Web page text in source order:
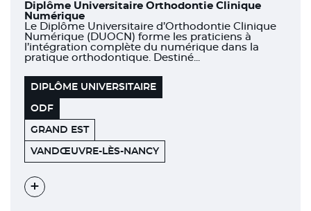
Diplôme Universitaire Orthodontie Clinique
Numérique
Le Diplôme Universitaire d’Orthodontie Clinique
Numérique (DUOCN) forme les praticiens à
l’intégration complète du numérique dans la
pratique orthodontique. Destiné...
DIPLÔME UNIVERSITAIRE
ODF
GRAND EST
7
AVENUE
LA
FORÊT
DE
VANDŒUVRE-LÈS-NANCY
Voir